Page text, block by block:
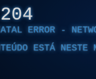
204
ERROR -
ESTÁ NESTE